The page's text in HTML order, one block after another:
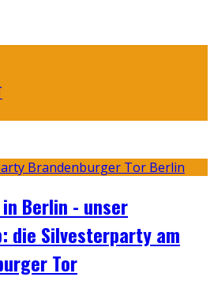
Berlin - unser
die Silvesterparty am
Tor